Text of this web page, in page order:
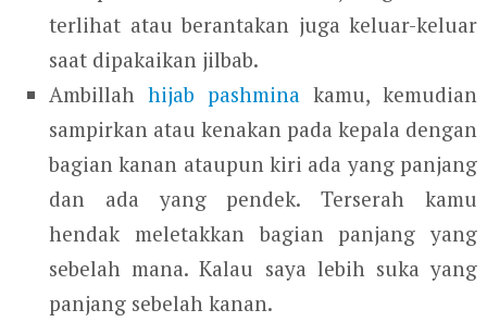
terlihat atau berantakan juga keluar-keluar
saat dipakaikan jilbab.
Ambillahhijab pashmina kamu, kemudian
sampirkan atau kenakan pada kepala dengan
bagian kanan ataupun kiri ada yang panjang
dan ada yang pendek. Terserah kamu
hendak meletakkan bagian panjang yang
sebelah mana. Kalau saya lebih suka yang
panjang sebelah kanan.